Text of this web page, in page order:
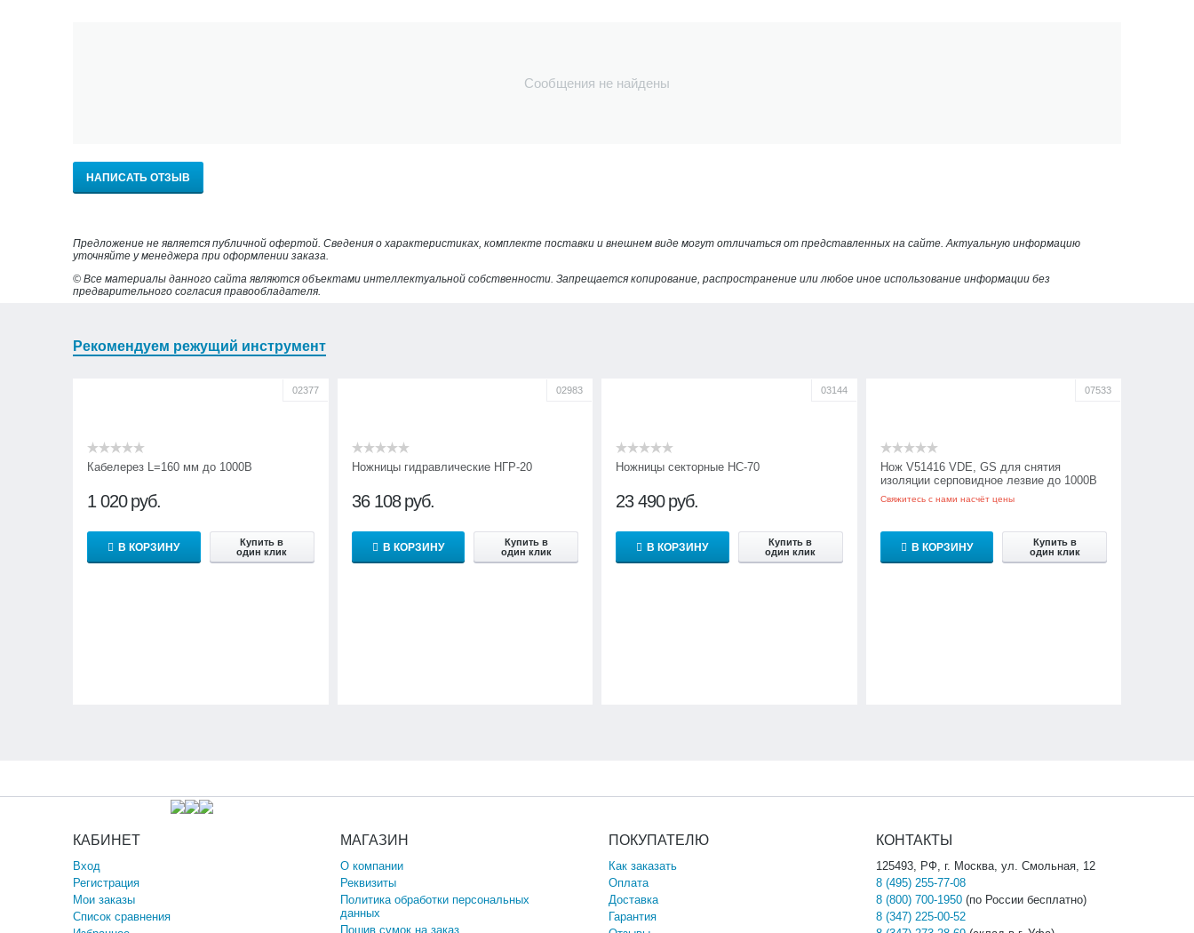
Сообщения не найдены
НАПИСАТЬ ОТЗЫВ
Предложение не является публичной офертой. Сведения о характеристиках, комплекте поставки и внешнем виде могут отличаться от представленных на сайте. Актуальную информацию
уточняйте у менеджера при оформлении заказа.
© Все материалы данного сайта являются объектами интеллектуальной собственности. Запрещается копирование, распространение или любое иное использование информации без
предварительного согласия правообладателя.
Рекомендуем режущий инструмент
02377
Кабелерез L=160 мм до 1000В
1 020 руб.
В КОРЗИНУ
Купить в
один клик
02983
Ножницы гидравлические НГР-20
36 108 руб.
В КОРЗИНУ
Купить в
один клик
03144
Ножницы секторные НС-70
23 490 руб.
В КОРЗИНУ
Купить в
один клик
07533
Нож V51416 VDE, GS для снятия
изоляции серповидное лезвие до 1000В
Tolsen
Свяжитесь с нами насчёт цены
В КОРЗИНУ
Купить в
один клик
КАБИНЕТ
Вход
Регистрация
Мои заказы
Список сравнения
МАГАЗИН
О компании
Реквизиты
Политика обработки персональных
данных
Пошив сумок на заказ
ПОКУПАТЕЛЮ
Как заказать
Оплата
Доставка
Гарантия
КОНТАКТЫ
125493, РФ, г. Москва, ул. Смольная, 12
8 (495) 255-77-08
8 (800) 700-1950(по России бесплатно)
8 (347) 225-00-52